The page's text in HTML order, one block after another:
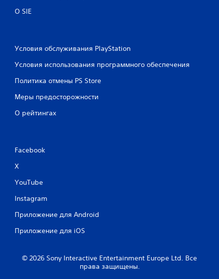
О SIE
Условия обслуживания PlayStation
Условия использования программного обеспечения
Политика отмены PS Store
Меры предосторожности
О рейтингах
Facebook
X
YouTube
Instagram
Приложение для Android
Приложение для iOS
© 2026 Sony Interactive Entertainment Europe Ltd. Все
права защищены.